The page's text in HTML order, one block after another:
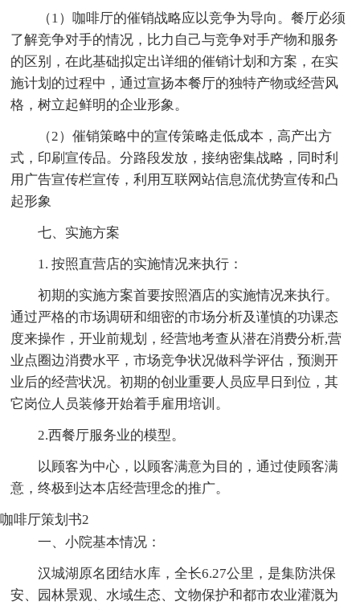
（1）咖啡厅的催销战略应以竞争为导向。餐厅必须
了解竞争对手的情况，比力自己与竞争对手产物和服务
的区别，在此基础拟定出详细的催销计划和方案，在实
施计划的过程中，通过宣扬本餐厅的独特产物或经营风
格，树立起鲜明的企业形象。
（2）催销策略中的宣传策略走低成本，高产出方
式，印刷宣传品。分路段发放，接纳密集战略，同时利
用广告宣传栏宣传，利用互联网站信息流优势宣传和凸
起形象
七、实施方案
1. 按照直营店的实施情况来执行：
初期的实施方案首要按照酒店的实施情况来执行。
通过严格的市场调研和细密的市场分析及谨慎的功课态
度来操作，开业前规划，经营地考查从潜在消费分析,营
业点圈边消费水平，市场竞争状况做科学评估，预测开
业后的经营状况。初期的创业重要人员应早日到位，其
它岗位人员装修开始着手雇用培训。
2.西餐厅服务业的模型。
以顾客为中心，以顾客满意为目的，通过使顾客满
意，终极到达本店经营理念的推广。
咖啡厅策划书2
一、小院基本情况：
汉城湖原名团结水库，全长6.27公里，是集防洪保
安、园林景观、水域生态、文物保护和都市农业灌溉为